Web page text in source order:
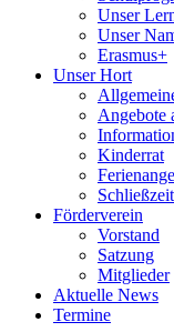
Unser
Unser
Erasmus+
Unser Hort
Angebote
Kinderrat
Förderverein
Vorstand
Satzung
Mitglieder
Aktuelle News
Termine